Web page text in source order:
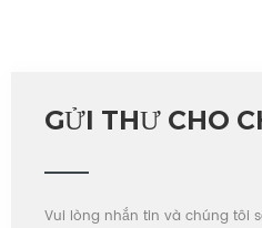
GỬI THƯ CHO
Vui lòng nhắn tin và chúng tôi